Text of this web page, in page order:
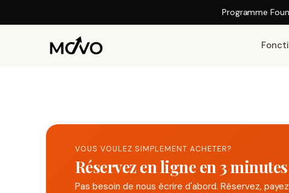
Programme
VOUS VOULEZ SIMPLEMENT ACHETER?
Réservez en ligne en 3
Pas besoin de nous écrire d'abord. Réservez,